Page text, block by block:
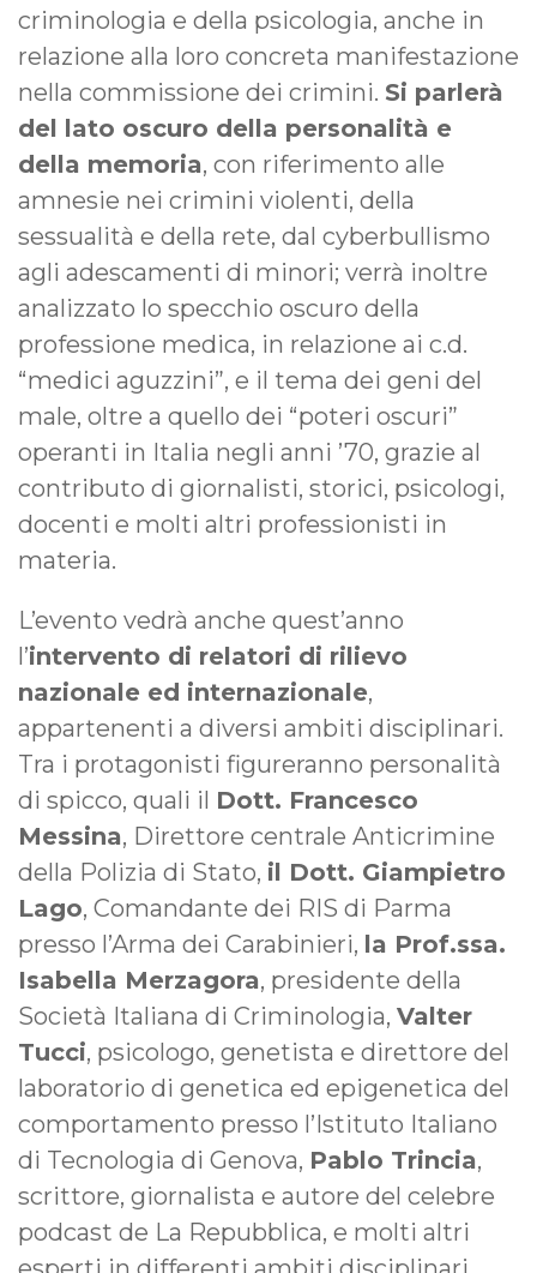
criminologia e della psicologia, anche in
relazione alla loro concreta manifestazione
nella commissione dei crimini. Si parlerà
del lato oscuro della personalità e
della memoria, con riferimento alle
amnesie nei crimini violenti, della
sessualità e della rete, dal cyberbullismo
agli adescamenti di minori; verrà inoltre
analizzato lo specchio oscuro della
professione medica, in relazione ai c.d.
“medici aguzzini”, e il tema dei geni del
male, oltre a quello dei “poteri oscuri”
operanti in Italia negli anni ’70, grazie al
contributo di giornalisti, storici, psicologi,
docenti e molti altri professionisti in
materia.
L’evento vedrà anche quest’anno
l’intervento di relatori di rilievo
nazionale ed internazionale,
appartenenti a diversi ambiti disciplinari.
Tra i protagonisti figureranno personalità
di spicco, quali il Dott. Francesco
Messina, Direttore centrale Anticrimine
della Polizia di Stato, il Dott. Giampietro
Lago, Comandante dei RIS di Parma
presso l’Arma dei Carabinieri, la Prof.ssa.
Isabella Merzagora, presidente della
Società Italiana di Criminologia, Valter
Tucci, psicologo, genetista e direttore del
laboratorio di genetica ed epigenetica del
comportamento presso l’Istituto Italiano
di Tecnologia di Genova, Pablo Trincia,
scrittore, giornalista e autore del celebre
podcast de La Repubblica, e molti altri